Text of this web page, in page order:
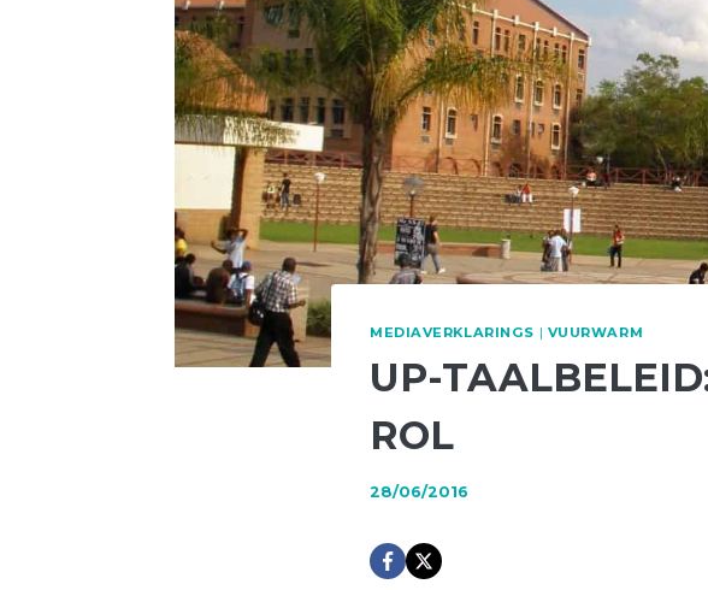
MEDIAVERKLARINGS | VUURWARM
UP-
ROL
28/06/2016